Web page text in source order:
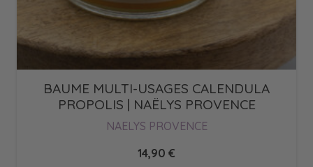
BAUME MULTI-USAGES CALENDULA
PROPOLIS | NAËLYS PROVENCE
NAELYS PROVENCE
14,90 €